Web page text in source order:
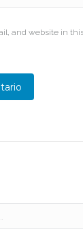
and website in